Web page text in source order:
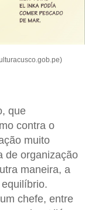
que
contra o
muito
de organização
maneira, a
chefe, entre